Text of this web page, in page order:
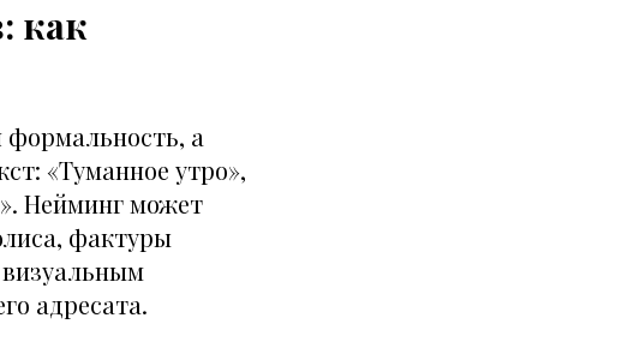
как
формальность, а
«Туманное утро»,
Нейминг может
фактуры
визуальным
адресата.